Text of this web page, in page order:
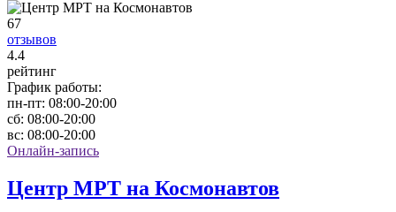
67
отзывов
4.4
рейтинг
График работы:
пн-пт: 08:00-20:00
сб: 08:00-20:00
вс: 08:00-20:00
Онлайн-запись
Центр МРТ на Космонавтов